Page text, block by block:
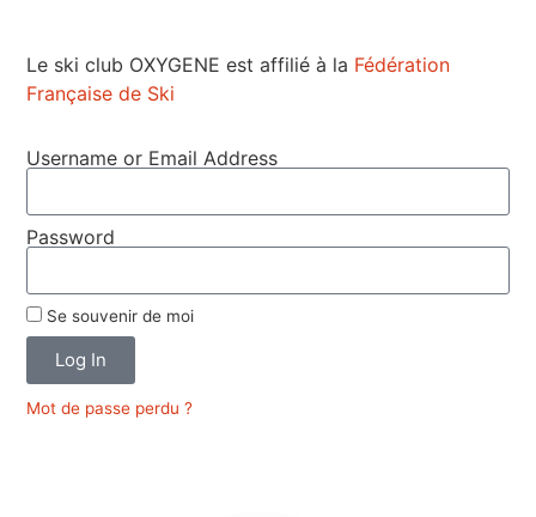
Le ski club OXYGENE est affilié à la Fédération
Française de Ski
Username or Email Address
Password
Se souvenir de moi
Log In
Mot de passe perdu ?